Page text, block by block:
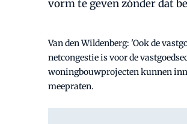
vorm te geven zónder dat
Van den Wildenberg: 'Ook de
netcongestie is voor de
woningbouwprojecten kunnen
meepraten.